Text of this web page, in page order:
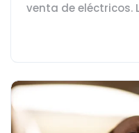
venta de eléctricos.